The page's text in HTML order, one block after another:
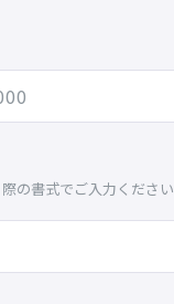
の書式でご入力ください